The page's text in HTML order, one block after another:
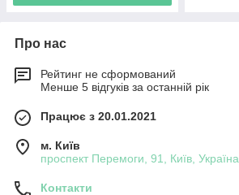
Про нас
Рейтинг не сформований
Менше 5 відгуків за останній рік
Працює з 20.01.2021
м. Київ
проспект Перемоги, 91, Київ, Україна
Контакти